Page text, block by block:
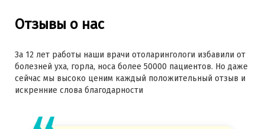
Отзывы о нас
За 12 лет работы наши врачи отоларингологи избавили от
болезней уха, горла, носа более 50000 пациентов. Но даже
сейчас мы высоко ценим каждый положительный отзыв и
искренние слова благодарности